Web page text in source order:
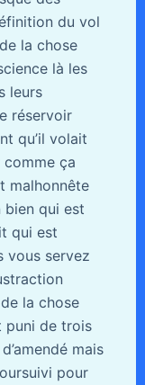
du vol
la chose
là les
leurs
réservoir
qu’il volait
ça
malhonnête
bien qui est
qui est
vous servez
la chose
puni de trois
mais
pour